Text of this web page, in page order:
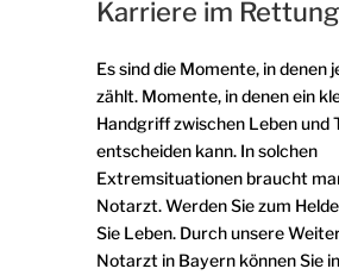
Karriere im
Es sind die Momente, in denen
zählt. Momente, in denen ein
Handgriff zwischen Leben und
entscheiden kann. In solchen
Extremsituationen braucht
Notarzt. Werden Sie zum
Sie Leben. Durch unsere
Notarzt in Bayern können Sie